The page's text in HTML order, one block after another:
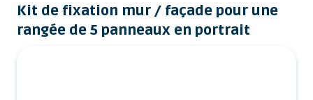
Kit de fixation mur / façade pour une
rangée de 5 panneaux en portrait